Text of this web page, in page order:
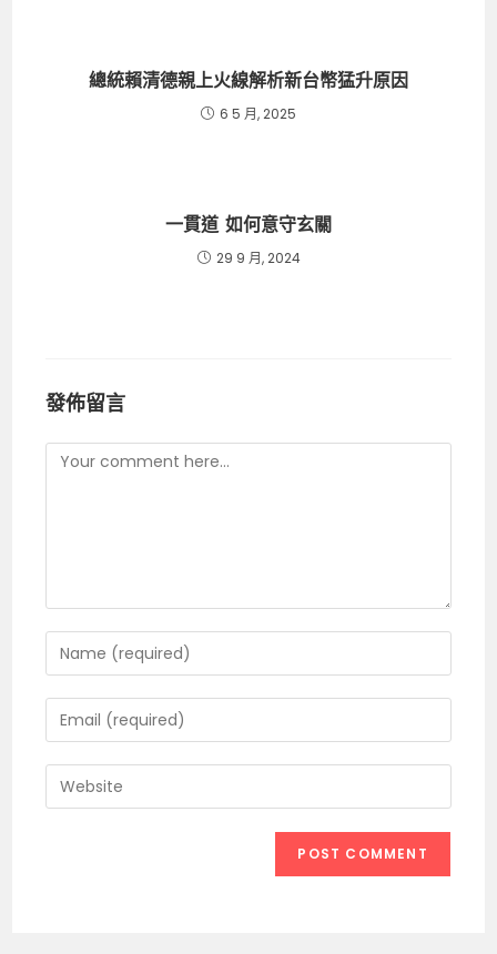
總統賴清德親上火線解析新台幣猛升原因
6 5 月, 2025
一貫道 如何意守玄關
29 9 月, 2024
發佈留言
Comment
Enter
your
name
or
to
comment
Enter
your
email
address
Enter
your